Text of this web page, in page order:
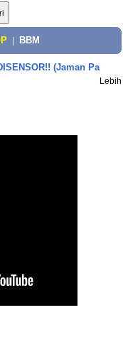
BBM
(Jaman Pa
Lebih